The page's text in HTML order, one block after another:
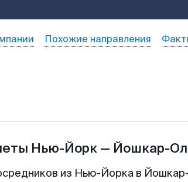
Похожие направления
Нью-Йорк — Йошкар-
из Нью-Йорка в